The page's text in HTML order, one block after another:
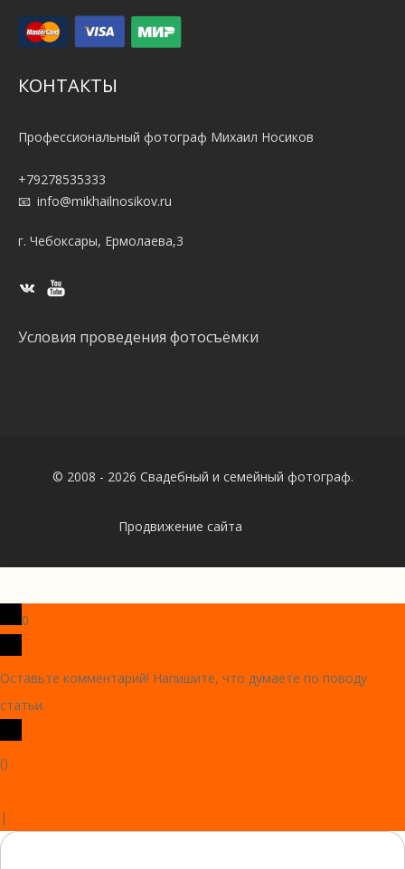
КОНТАКТЫ
Профессиональный фотограф Михаил Носиков
+79278535333
info@mikhailnosikov.ru
г. Чебоксары, Ермолаева,3
Условия проведения фотосъёмки
© 2008 - 2026 Свадебный и семейный фотограф.
Продвижение сайта
0
Оставьте комментарий! Напишите, что думаете по поводу
статьи.
()
|